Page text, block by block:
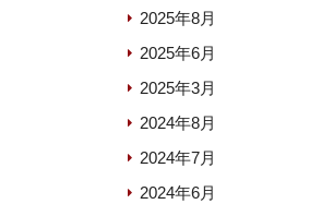
2025年8月
2025年6月
2025年3月
2024年8月
2024年7月
2024年6月